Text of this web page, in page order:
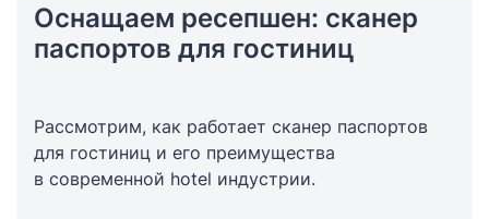
Оснащаем ресепшен: сканер
паспортов для гостиниц
Рассмотрим, как работает сканер паспортов
для гостиниц и его преимущества
в современной hotel индустрии.